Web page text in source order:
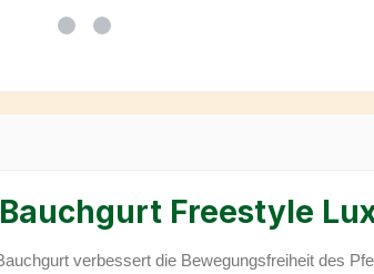
Freestyle
verbessert die Bewegungsfreiheit des